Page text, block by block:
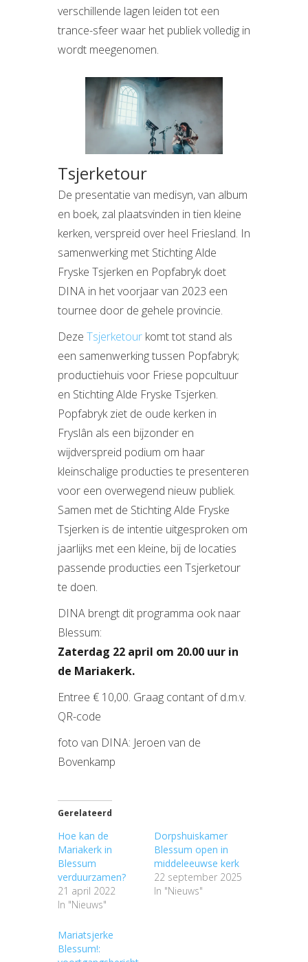
verschillende lagen leiden tot een
trance-sfeer waar het publiek volledig in
wordt meegenomen.
Tsjerketour
De presentatie van medisyn, van album
en boek, zal plaatsvinden in tien kleine
kerken, verspreid over heel Friesland. In
samenwerking met Stichting Alde
Fryske Tsjerken en Popfabryk doet
DINA in het voorjaar van 2023 een
tournee door de gehele provincie.
Deze Tsjerketour komt tot stand als
een samenwerking tussen Popfabryk;
productiehuis voor Friese popcultuur
en Stichting Alde Fryske Tsjerken.
Popfabryk ziet de oude kerken in
Fryslân als een bijzonder en
wijdverspreid podium om haar
kleinschalige producties te presenteren
voor een overwegend nieuw publiek.
Samen met de Stichting Alde Fryske
Tsjerken is de intentie uitgesproken om
jaarlijks met een kleine, bij de locaties
passende producties een Tsjerketour
te doen.
DINA brengt dit programma ook naar
Blessum:
Zaterdag 22 april om 20.00 uur in
de Mariakerk.
Entree € 10,00. Graag contant of d.m.v.
QR-code
foto van DINA: Jeroen van de
Bovenkamp
Gerelateerd
Hoe kan de
Mariakerk in
Blessum
verduurzamen?
21 april 2022
In "Nieuws"
Dorpshuiskamer
Blessum open in
middeleeuwse kerk
22 september 2025
In "Nieuws"
Mariatsjerke
Blessum!: